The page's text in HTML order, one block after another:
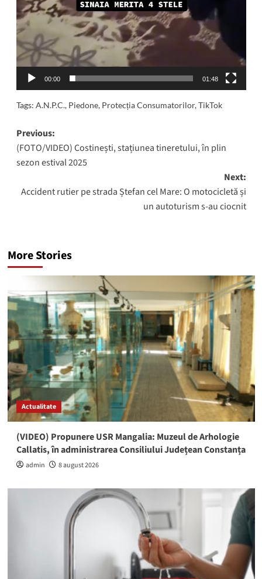
00:00 01:48
Tags: A.N.P.C., Piedone, Protecția Consumatorilor,TikTok
Post
navigation
Previous:
(FOTO/VIDEO) Costinești, stațiunea tineretului, în plin
sezon estival 2025
Next:
Accident rutier pe strada Ștefan cel Mare: O motocicletă și
un autoturism s-au ciocnit
More Stories
Actualitate
(VIDEO) Propunere USR Mangalia: Muzeul de Arhologie
Callatis, în administrarea Consiliului Județean Constanța
admin 8 august 2026